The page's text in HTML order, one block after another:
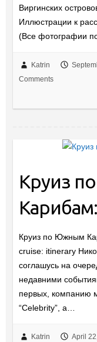
Виргинских
Иллюстрации к
(Все фотографии
Katrin
Comments
Круиз
Круиз по Южным
cruise: itinerary
соглашусь на
недавними
первых, компанию
“Celebrity”, а…
Katrin April